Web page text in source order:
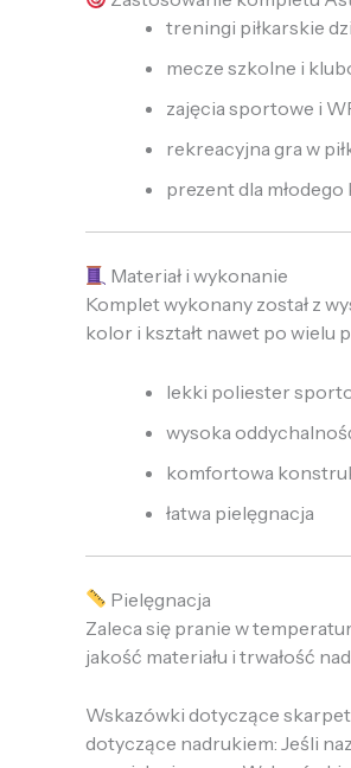
treningi piłkarskie
mecze szkolne i
zajęcia sportowe i
rekreacyjna gra w
prezent dla
Materiał i wykonanie
Komplet wykonany został z
kolor i kształt nawet po wielu
lekki poliester
wysoka
komfortowa
łatwa pielęgnacja
Pielęgnacja
Zaleca się pranie w
jakość materiału i trwałość
Wskazówki dotyczące
dotyczące nadrukiem: Jeśli